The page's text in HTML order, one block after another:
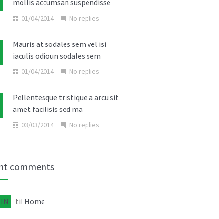
Aliquam placerat convallis ligula
non tempor
Etiam augue erat porttitor
fringilla consectetur
mollis accumsan suspendisse
01/04/2014 No replies
Mauris at sodales sem vel isi
iaculis odioun sodales sem
01/04/2014 No replies
Pellentesque tristique a arcu sit
amet facilisis sed ma
03/03/2014 No replies
Cras elit ligula scelerisque
comments
til Home